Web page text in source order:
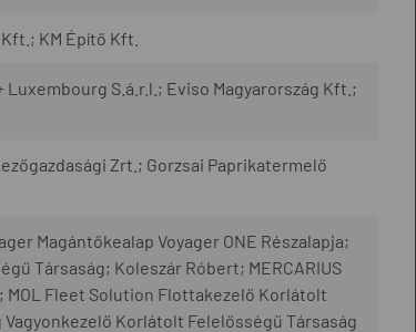
KM Építő Kft.
S.á.r.l.; Eviso Magyarország Kft.;
Zrt.; Gorzsai Paprikatermelő
Magántőkealap Voyager ONE Részalapja;
Társaság; Koleszár Róbert; MERCARIUS
MOL Fleet Solution Flottakezelő Korlátolt
Korlátolt Felelősségű Társaság